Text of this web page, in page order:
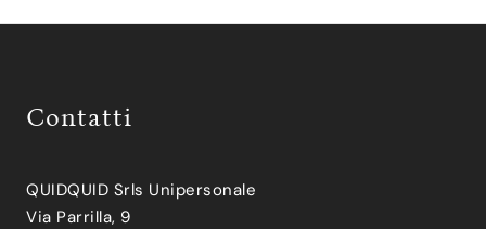
Contatti
QUIDQUID Srls Unipersonale
Via Parrilla, 9